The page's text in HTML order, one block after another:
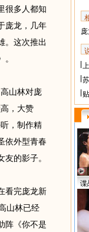
很多人都知
庞龙，几年
。这次推出
山林对庞
，大赞
听，制作精
依外型青春
的影子。
看完庞龙新
山林已经
阵《你不是
谍